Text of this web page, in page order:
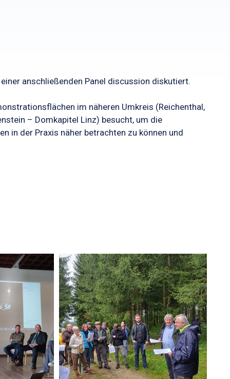
anschließenden Panel discussion diskutiert.
im näheren Umkreis (Reichenthal,
– Domkapitel Linz) besucht, um die
in der Praxis näher betrachten zu können und